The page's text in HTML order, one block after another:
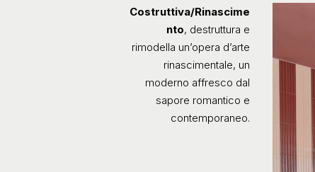
Costruttiva/Rinascime
nto, destruttura e
rimodella un’opera d’arte
rinascimentale, un
moderno affresco dal
sapore romantico e
contemporaneo.